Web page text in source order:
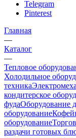
Telegram
Pinterest
Главная
—
Каталог
—
Тепловое
Холодильное
техника
кондитерское
фудаОборудование
оборудование
оборудование
раздачи готовых